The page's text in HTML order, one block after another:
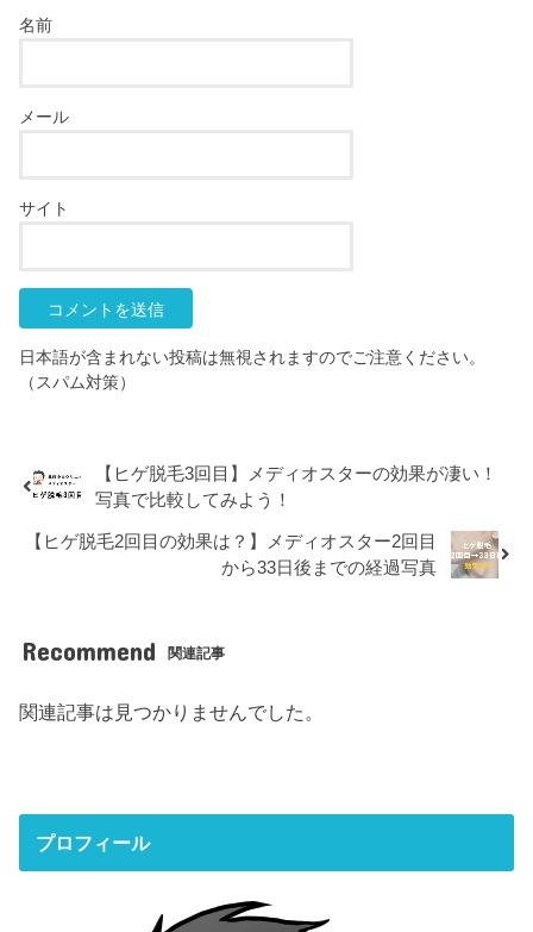
名前
メール
サイト
日本語が含まれない投稿は無視されますのでご注意ください。
（スパム対策）
【ヒゲ脱毛3回目】メディオスターの効果が凄い！
写真で比較してみよう！
【ヒゲ脱毛2回目の効果は？】メディオスター2回目
から33日後までの経過写真
Recommend 関連記事
関連記事は見つかりませんでした。
プロフィール